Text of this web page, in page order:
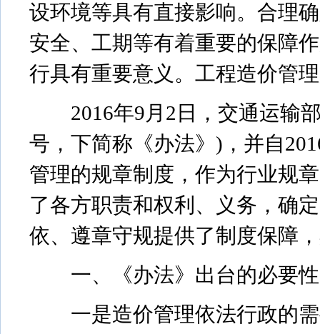
设环境等具有直接影响。合理
安全、工期等有着重要的保障
行具有重要意义。工程造价管
2016年9月2日，交通运输部
号，下简称《办法》)，并自
管理的规章制度，作为行业规
了各方职责和权利、义务，确
依、遵章守规提供了制度保障
一、《办法》出台的必要性
一是造价管理依法行政的需